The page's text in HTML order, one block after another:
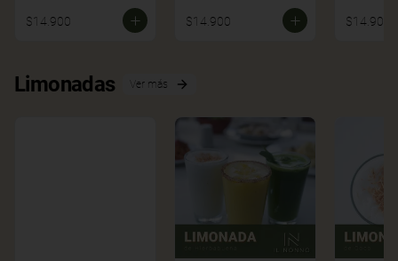
$14.900 $14.900 $14.900
Limonadas Ver más